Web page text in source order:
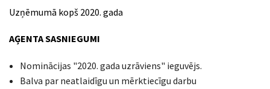
Uzņēmumā kopš 2020. gada
AĢENTA SASNIEGUMI
Nominācijas "2020. gada uzrāviens" ieguvējs.
Balva par neatlaidīgu un mērktiecīgu darbu